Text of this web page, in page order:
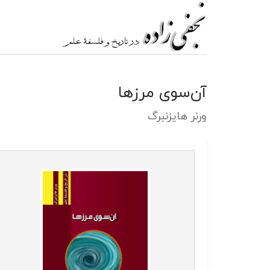
آن‌سوی مرزها
ورنر هایزنبرگ